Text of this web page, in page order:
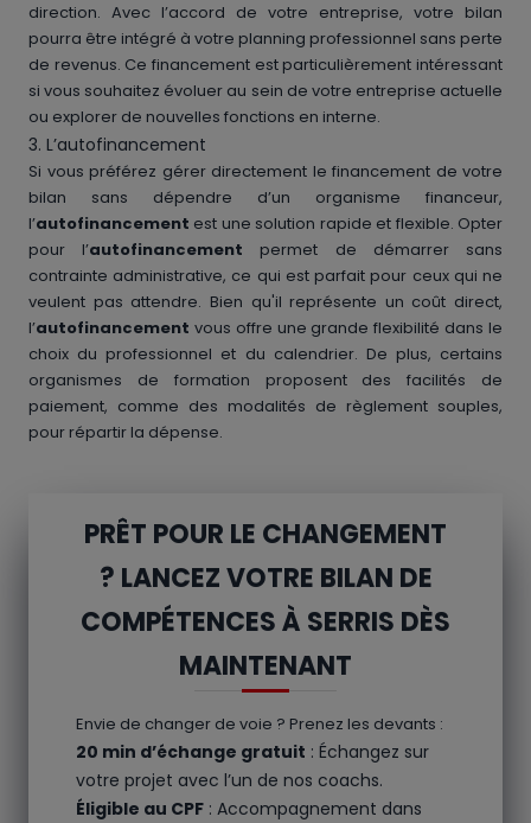
direction. Avec l’accord de votre entreprise, votre bilan
pourra être intégré à votre planning professionnel sans perte
de revenus. Ce financement est particulièrement intéressant
si vous souhaitez évoluer au sein de votre entreprise actuelle
ou explorer de nouvelles fonctions en interne.
3. L’autofinancement
Si vous préférez gérer directement le financement de votre
bilan sans dépendre d’un organisme financeur,
l’autofinancement est une solution rapide et flexible. Opter
pour l’autofinancement permet de démarrer sans
contrainte administrative, ce qui est parfait pour ceux qui ne
veulent pas attendre. Bien qu'il représente un coût direct,
l’autofinancement vous offre une grande flexibilité dans le
choix du professionnel et du calendrier. De plus, certains
organismes de formation proposent des facilités de
paiement, comme des modalités de règlement souples,
pour répartir la dépense.
PRÊT POUR LE CHANGEMENT
? LANCEZ VOTRE BILAN DE
COMPÉTENCES À SERRIS DÈS
MAINTENANT
Envie de changer de voie ? Prenez les devants :
20 min d’échange gratuit : Échangez sur
votre projet avec l’un de nos coachs.
Éligible au CPF : Accompagnement dans